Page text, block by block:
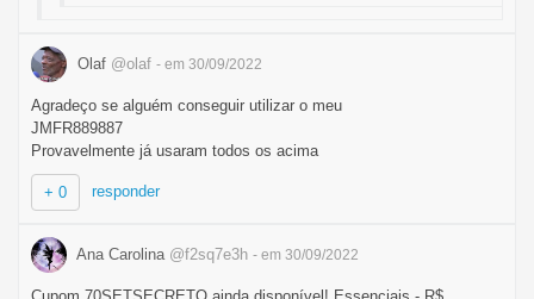
Olaf @olaf - em 30/09/2022
Agradeço se alguém conseguir utilizar o meu
JMFR889887
Provavelmente já usaram todos os acima
+ 0 responder
Ana Carolina @f2sq7e3h - em 30/09/2022